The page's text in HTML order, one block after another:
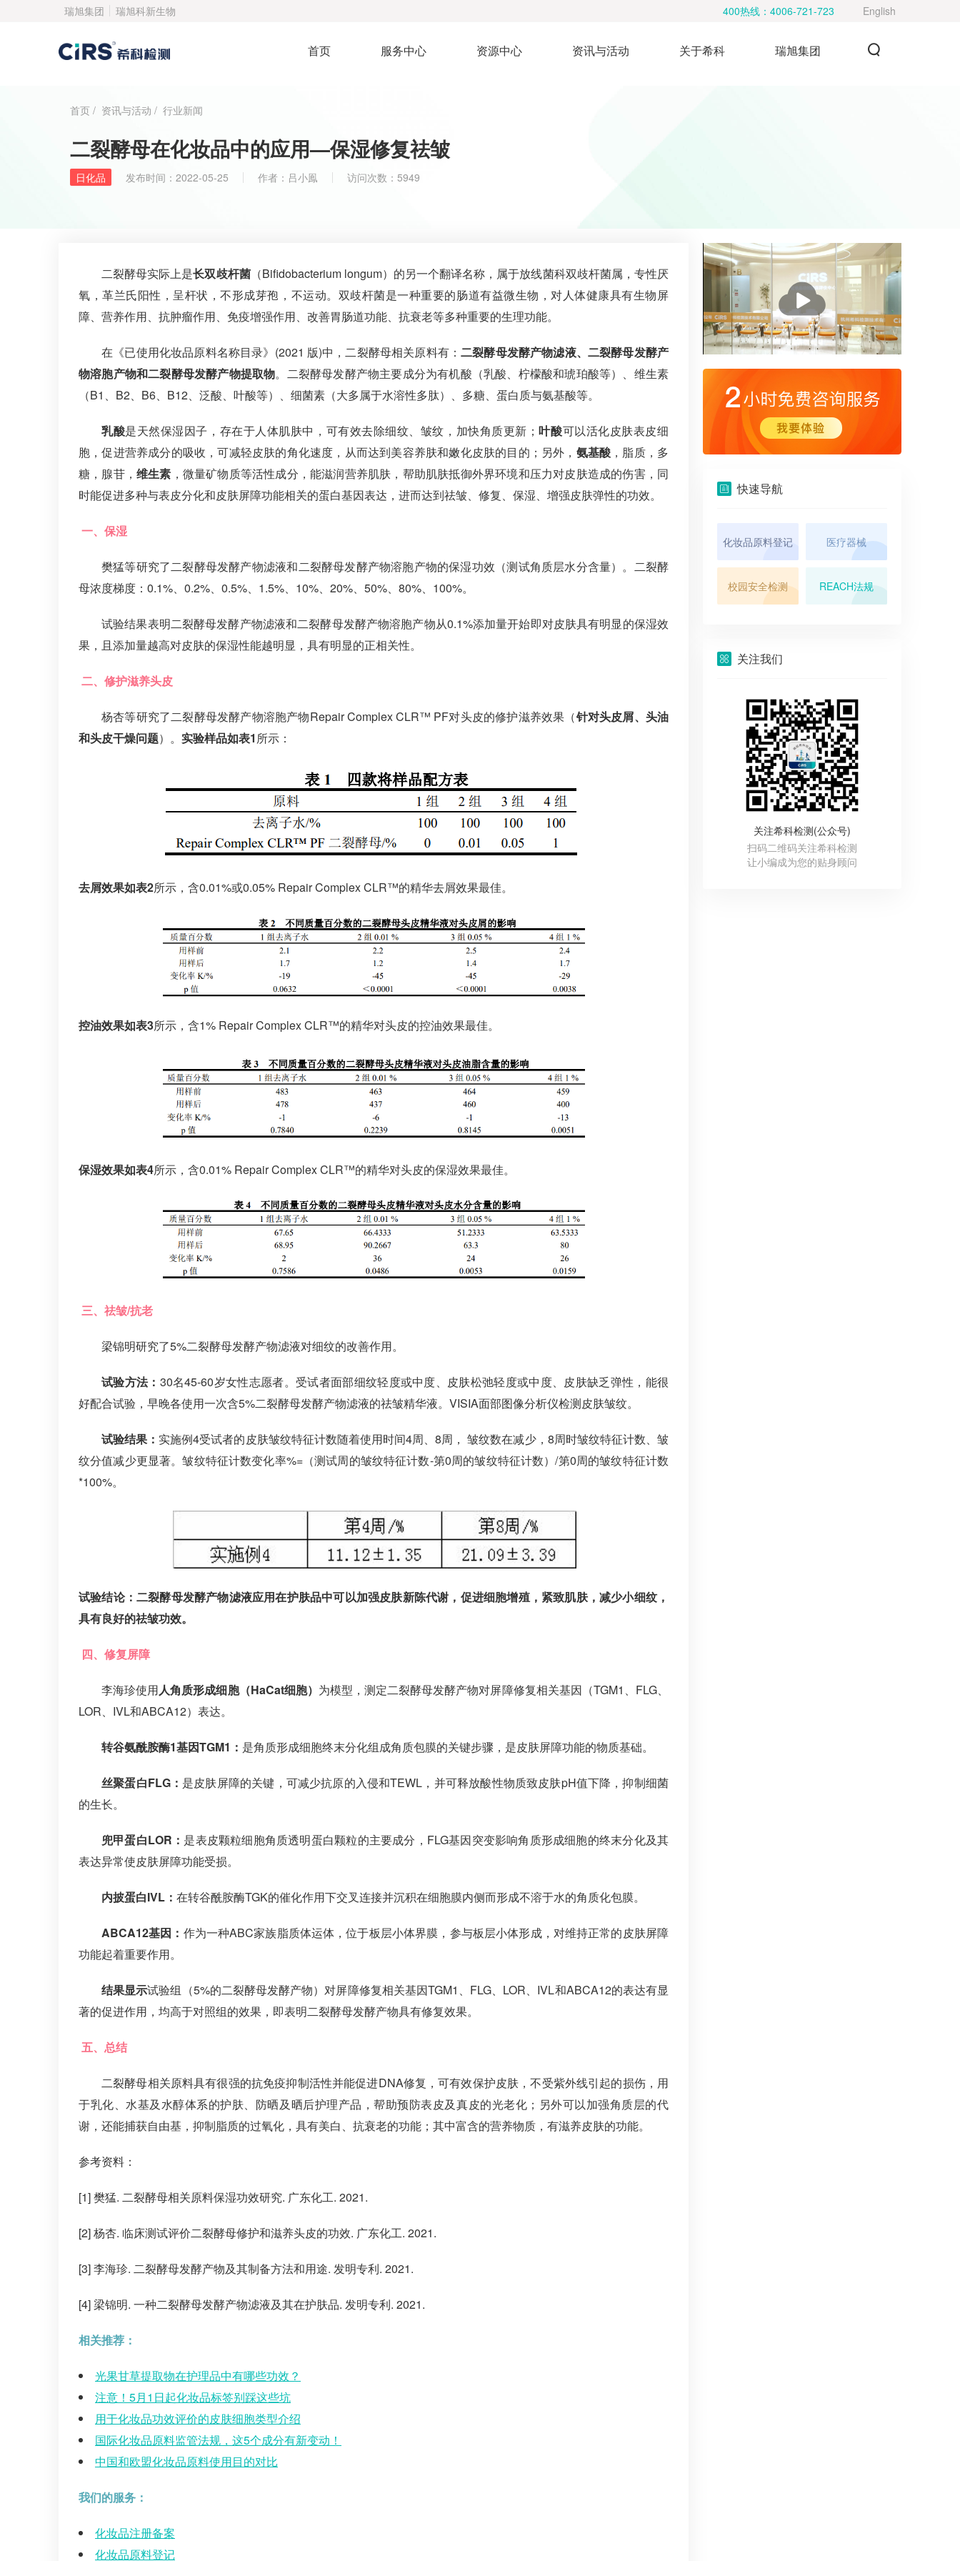
瑞旭集团 瑞旭科新生物 400热线： 4006-721-723 English
首页 服务中心 资源中心 资讯与活动 关于希科 瑞旭集团
首页 / 资讯与活动 / 行业新闻
二裂酵母在化妆品中的应用—保湿修复祛皱
日化品 发布时间： 2022-05-25 作者： 吕小鳯 访问次数：5949
二裂酵母实际上是长双歧杆菌（Bifidobacterium longum）的另一个翻译名称，属于放线菌科双歧杆菌属，专性厌
氧，革兰氏阳性，呈杆状，不形成芽孢，不运动。双歧杆菌是一种重要的肠道有益微生物，对人体健康具有生物屏
障、营养作用、抗肿瘤作用、免疫增强作用、改善胃肠道功能、抗衰老等多种重要的生理功能。
在《已使用化妆品原料名称目录》(2021 版)中，二裂酵母相关原料有：二裂酵母发酵产物滤液、二裂酵母发酵产
物溶胞产物和二裂酵母发酵产物提取物。二裂酵母发酵产物主要成分为有机酸（乳酸、柠檬酸和琥珀酸等）、维生素
（B1、B2、B6、B12、泛酸、叶酸等）、细菌素（大多属于水溶性多肽）、多糖、蛋白质与氨基酸等。
乳酸是天然保湿因子，存在于人体肌肤中，可有效去除细纹、皱纹，加快角质更新； 叶酸可以活化皮肤表皮细
胞，促进营养成分的吸收，可减轻皮肤的角化速度，从而达到美容养肤和嫩化皮肤的目的；另外， 氨基酸 ，脂质，多
糖，腺苷， 维生素 ，微量矿物质等活性成分，能滋润营养肌肤，帮助肌肤抵御外界环境和压力对皮肤造成的伤害，同
时能促进多种与表皮分化和皮肤屏障功能相关的蛋白基因表达，进而达到祛皱、修复、保湿、增强皮肤弹性的功效。
一、保湿
樊猛等研究了二裂酵母发酵产物滤液和二裂酵母发酵产物溶胞产物的保湿功效（测试角质层水分含量）。二裂酵
母浓度梯度：0.1%、0.2%、0.5%、1.5%、10%、20%、50%、80%、100%。
试验结果表明二裂酵母发酵产物滤液和二裂酵母发酵产物溶胞产物从0.1%添加量开始即对皮肤具有明显的保湿效
果，且添加量越高对皮肤的保湿性能越明显，具有明显的正相关性。
二、修护滋养头皮
杨杏等研究了二裂酵母发酵产物溶胞产物Repair Complex CLR™ PF对头皮的修护滋养效果（针对头皮屑、头油
和头皮干燥问题）。 实验样品如表1所示：
去屑效果如表2所示，含0.01%或0.05% Repair Complex CLR™的精华去屑效果最佳。
控油效果如表3所示，含1% Repair Complex CLR™的精华对头皮的控油效果最佳。
保湿效果如表4所示，含0.01% Repair Complex CLR™的精华对头皮的保湿效果最佳。
三、祛皱/抗老
梁锦明研究了5%二裂酵母发酵产物滤液对细纹的改善作用。
试验方法： 30名45-60岁女性志愿者。受试者面部细纹轻度或中度、皮肤松弛轻度或中度、皮肤缺乏弹性，能很
好配合试验，早晚各使用一次含5%二裂酵母发酵产物滤液的祛皱精华液。VISIA面部图像分析仪检测皮肤皱纹。
试验结果： 实施例4受试者的皮肤皱纹特征计数随着使用时间4周、8周， 皱纹数在减少，8周时皱纹特征计数、皱
纹分值减少更显著。皱纹特征计数变化率%=（测试周的皱纹特征计数-第0周的皱纹特征计数）/第0周的皱纹特征计数
*100%。
试验结论： 二裂酵母发酵产物滤液应用在护肤品中可以加强皮肤新陈代谢，促进细胞增殖，紧致肌肤，减少小细纹，
具有良好的祛皱功效。
四、修复屏障
李海珍使用人角质形成细胞（HaCat细胞） 为模型，测定二裂酵母发酵产物对屏障修复相关基因（TGM1、FLG、
LOR、IVL和ABCA12）表达。
转谷氨酰胺酶1基因TGM1： 是角质形成细胞终末分化组成角质包膜的关键步骤，是皮肤屏障功能的物质基础。
丝聚蛋白FLG： 是皮肤屏障的关键，可减少抗原的入侵和TEWL，并可释放酸性物质致皮肤pH值下降，抑制细菌
的生长。
兜甲蛋白LOR： 是表皮颗粒细胞角质透明蛋白颗粒的主要成分，FLG基因突变影响角质形成细胞的终末分化及其
表达异常使皮肤屏障功能受损。
内披蛋白IVL： 在转谷酰胺酶TGK的催化作用下交叉连接并沉积在细胞膜内侧而形成不溶于水的角质化包膜。
ABCA12基因： 作为一种ABC家族脂质体运体，位于板层小体界膜，参与板层小体形成，对维持正常的皮肤屏障
功能起着重要作用。
结果显示试验组（5%的二裂酵母发酵产物）对屏障修复相关基因TGM1、FLG、LOR、IVL和ABCA12的表达有显
著的促进作用，均高于对照组的效果，即表明二裂酵母发酵产物具有修复效果。
五、总结
二裂酵母相关原料具有很强的抗免疫抑制活性并能促进DNA修复，可有效保护皮肤，不受紫外线引起的损伤，用
于乳化、水基及水醇体系的护肤、防晒及晒后护理产品，帮助预防表皮及真皮的光老化；另外可以加强角质层的代
谢，还能捕获自由基，抑制脂质的过氧化，具有美白、抗衰老的功能；其中富含的营养物质，有滋养皮肤的功能。
参考资料：
[1] 樊猛. 二裂酵母相关原料保湿功效研究. 广东化工. 2021.
[2] 杨杏. 临床测试评价二裂酵母修护和滋养头皮的功效. 广东化工. 2021.
[3] 李海珍. 二裂酵母发酵产物及其制备方法和用途. 发明专利. 2021.
[4] 梁锦明. 一种二裂酵母发酵产物滤液及其在护肤品. 发明专利. 2021.
相关推荐：
光果甘草提取物在护理品中有哪些功效？
注意！5月1日起化妆品标签别踩这些坑
用于化妆品功效评价的皮肤细胞类型介绍
国际化妆品原料监管法规，这5个成分有新变动！
中国和欧盟化妆品原料使用目的对比
我们的服务：
化妆品注册备案
化妆品原料登记
放
快速导航
化妆品原料登记 医疗器械
校园安全检测 REACH法规
关注我们
关注希科检测(公众号)
扫码二维码关注希科检测
让小编成为您的贴身顾问